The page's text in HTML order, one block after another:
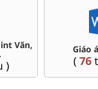
Văn,
)
Giáo
( 76